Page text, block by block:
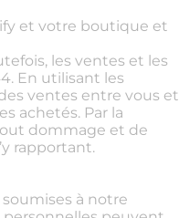
et votre boutique et
les ventes et les
En utilisant les
ventes entre vous et
achetés. Par la
dommage et de
rapportant.
à notre